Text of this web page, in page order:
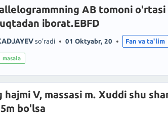
AB tomoni o'rtasi
iborat.EBFD
so'radi 01 Oktyabr, 20 Fan va ta'lim
masala
hajmi V, massasi m. Xuddi shu
bo'lsa